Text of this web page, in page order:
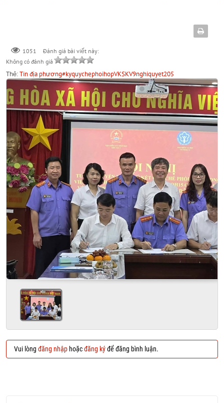
1051
Đánh giá bài viết này:
Không có đánh giá
Thẻ:Tin địa phương#kyquychephoihopVKSKV9nghiquyet205
Vui lòng đăng nhập hoặcđăng kýđể đăng bình luận.